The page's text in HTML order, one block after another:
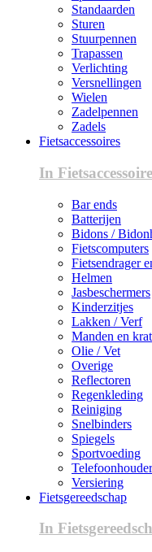
Standaarden
Sturen
Stuurpennen
Trapassen
Verlichting
Versnellingen
Wielen
Zadelpennen
Zadels
Fietsaccessoires
In
Bar ends
Batterijen
Bidons /
Fietscomputers
Fietsendrager
Helmen
Jasbeschermers
Kinderzitjes
Lakken / Verf
Manden en
Olie / Vet
Overige
Reflectoren
Regenkleding
Reiniging
Snelbinders
Spiegels
Sportvoeding
Versiering
Fietsgereedschap
In